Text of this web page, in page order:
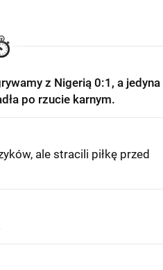
z Nigerią 0:1, a jedyna
po rzucie karnym.
ale stracili piłkę przed